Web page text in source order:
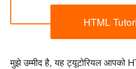
HTML
मुझे उम्मीद है, यह ट्यूटोरियल